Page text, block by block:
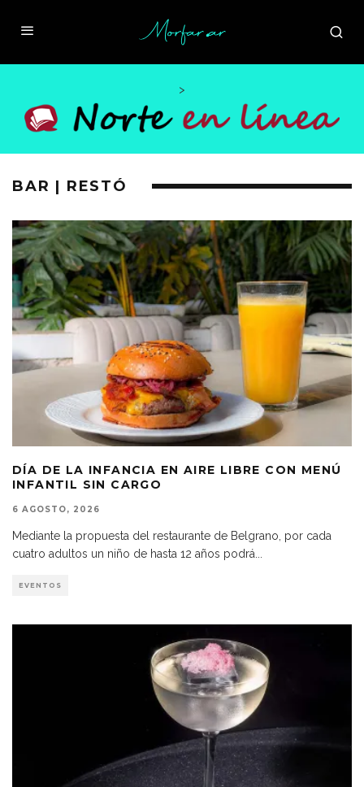
>
BAR | RESTÓ
DÍA DE LA INFANCIA EN AIRE LIBRE CON MENÚ
INFANTIL SIN CARGO
6 AGOSTO, 2026
Mediante la propuesta del restaurante de Belgrano, por cada
cuatro adultos un niño de hasta 12 años podrá...
EVENTOS